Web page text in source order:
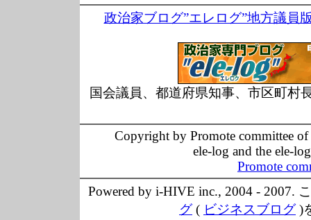
政治家ブログ”エレログ”地方議員
国会議員、都道府県知事、市区町村
Copyright by Promote committee
ele-log and the ele-
Promote
Powered by i-HIVE inc., 2004 - 2007.
グ( ビジネスブログ)